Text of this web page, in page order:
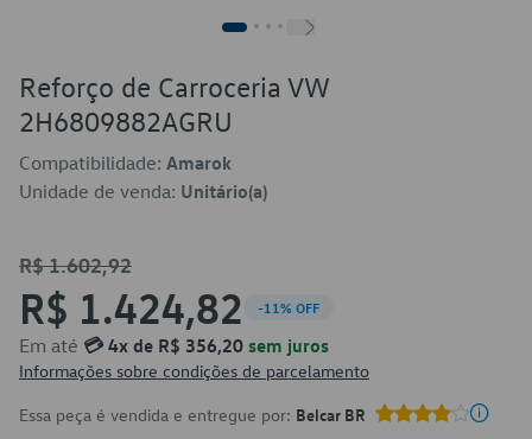
Reforço de Carroceria VW
2H6809882AGRU
Compatibilidade: Amarok
Unidade de venda: Unitário(a)
R$ 1.602,92
R$ 1.424,82 -11% OFF
Em até 💳 4x de R$ 356,20 sem juros
Informações sobre condições de parcelamento
Essa peça é vendida e entregue por: Belcar BR